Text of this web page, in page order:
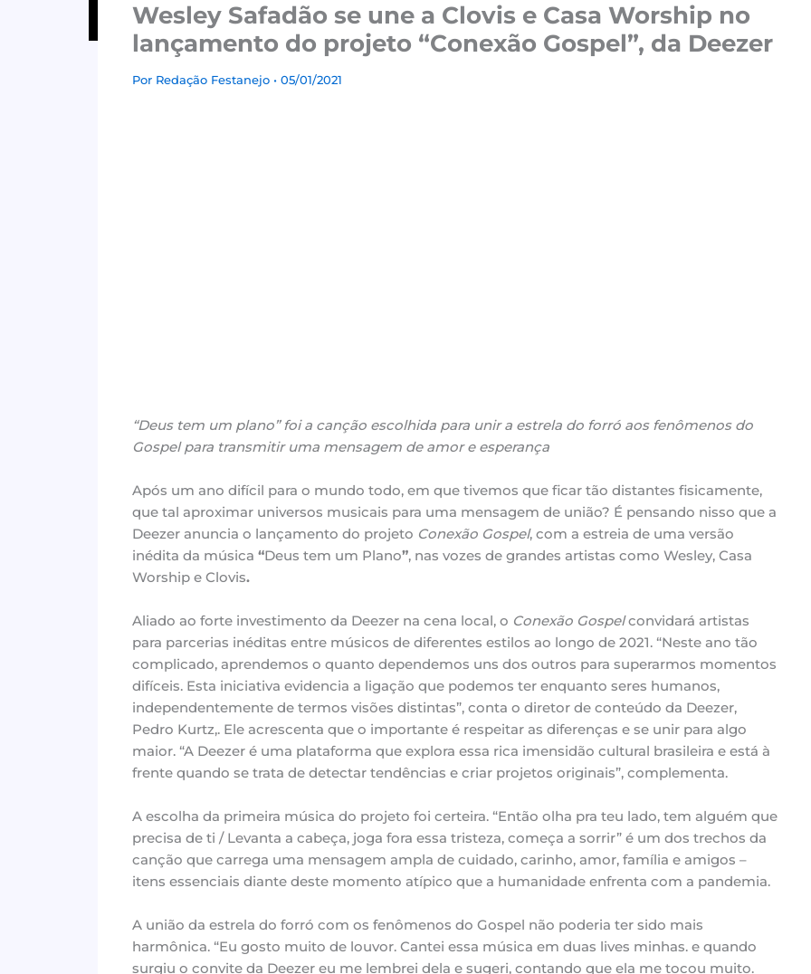
Wesley Safadão se une a Clovis e Casa Worship no
lançamento do projeto “Conexão Gospel”, da Deezer
Por Redação Festanejo • 05/01/2021
“Deus tem um plano” foi a canção escolhida para unir a estrela do forró aos fenômenos do
Gospel para transmitir uma mensagem de amor e esperança
Após um ano difícil para o mundo todo, em que tivemos que ficar tão distantes fisicamente,
que tal aproximar universos musicais para uma mensagem de união? É pensando nisso que a
Deezer anuncia o lançamento do projeto Conexão Gospel, com a estreia de uma versão
inédita da música “Deus tem um Plano”, nas vozes de grandes artistas como Wesley, Casa
Worship e Clovis.
Aliado ao forte investimento da Deezer na cena local, o Conexão Gospelconvidará artistas
para parcerias inéditas entre músicos de diferentes estilos ao longo de 2021. “Neste ano tão
complicado, aprendemos o quanto dependemos uns dos outros para superarmos momentos
difíceis. Esta iniciativa evidencia a ligação que podemos ter enquanto seres humanos,
independentemente de termos visões distintas”, conta o diretor de conteúdo da Deezer,
Pedro Kurtz,. Ele acrescenta que o importante é respeitar as diferenças e se unir para algo
maior. “A Deezer é uma plataforma que explora essa rica imensidão cultural brasileira e está à
frente quando se trata de detectar tendências e criar projetos originais”, complementa.
A escolha da primeira música do projeto foi certeira. “Então olha pra teu lado, tem alguém que
precisa de ti / Levanta a cabeça, joga fora essa tristeza, começa a sorrir” é um dos trechos da
canção que carrega uma mensagem ampla de cuidado, carinho, amor, família e amigos –
itens essenciais diante deste momento atípico que a humanidade enfrenta com a pandemia.
A união da estrela do forró com os fenômenos do Gospel não poderia ter sido mais
harmônica. “Eu gosto muito de louvor. Cantei essa música em duas lives minhas. e quando
surgiu o convite da Deezer eu me lembrei dela e sugeri, contando que ela me tocou muito.